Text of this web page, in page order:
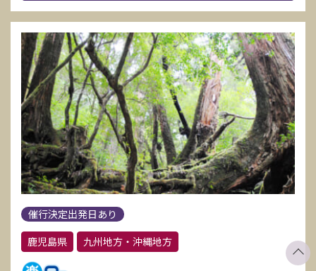
催行決定出発日あり
鹿児島県
九州地方・沖縄地方